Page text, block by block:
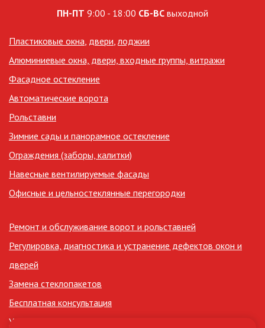
ПН-ПТ 9:00 - 18:00 СБ-ВС выходной
Пластиковые окна, двери,лоджии
Алюминиевые окна, двери, входные группы, витражи
Фасадное остекление
Автоматические ворота
Рольставни
Зимние сады и панорамное остекление
Ограждения (заборы, калитки)
Навесные вентилируемые фасады
Офисные и цельностеклянные перегородки
Ремонт и обслуживание ворот и рольставней
Регулировка, диагностика и устранение дефектов окон и
дверей
Замена стеклопакетов
Бесплатная консультация
Утепление лоджий